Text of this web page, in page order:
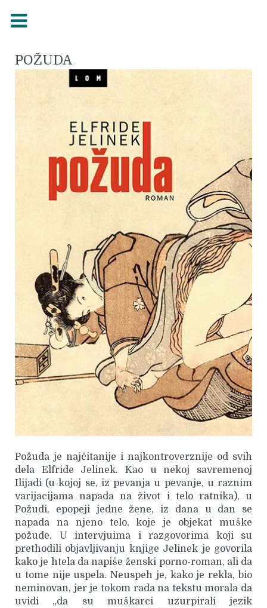
POŽUDA
Požuda je najčitanije i najkontroverznije od svih
dela Elfride Jelinek. Kao u nekoj savremenoj
Ilijadi (u kojoj se, iz pevanja u pevanje, u raznim
varijacijama napada na život i telo ratnika), u
Požudi, epopeji jedne žene, iz dana u dan se
napada na njeno telo, koje je objekat muške
požude. U intervjuima i razgovorima koji su
prethodili objavljivanju knjige Jelinek je govorila
kako je htela da napiše ženski porno-roman, ali da
u tome nije uspela. Neuspeh je, kako je rekla, bio
neminovan, jer je tokom rada na tekstu morala da
uvidi „da su muškarci uzurpirali jezik